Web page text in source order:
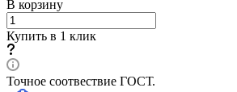
В корзину
Купить в 1 клик
Точное соотвествие ГОСТ.